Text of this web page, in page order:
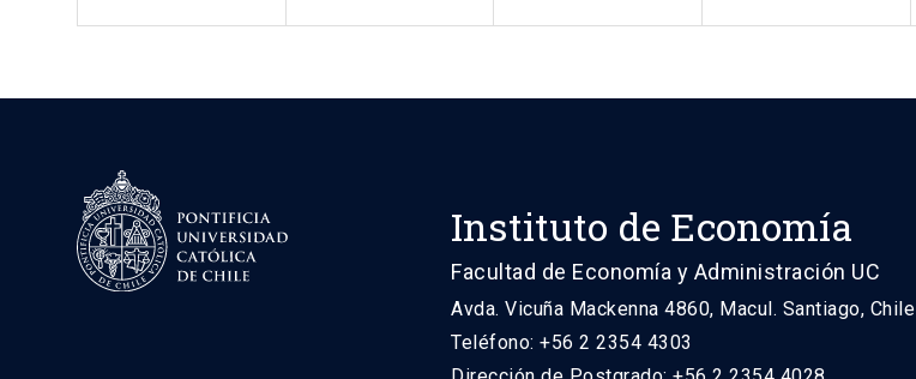
Instituto de Economía
Facultad de Economía y Administración UC
Avda. Vicuña Mackenna 4860, Macul. Santiago, Chile
Teléfono: +56 2 2354 4303